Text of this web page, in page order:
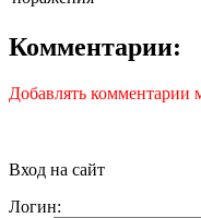
Комментарии:
Добавлять комментарии
Вход на сайт
Логин: